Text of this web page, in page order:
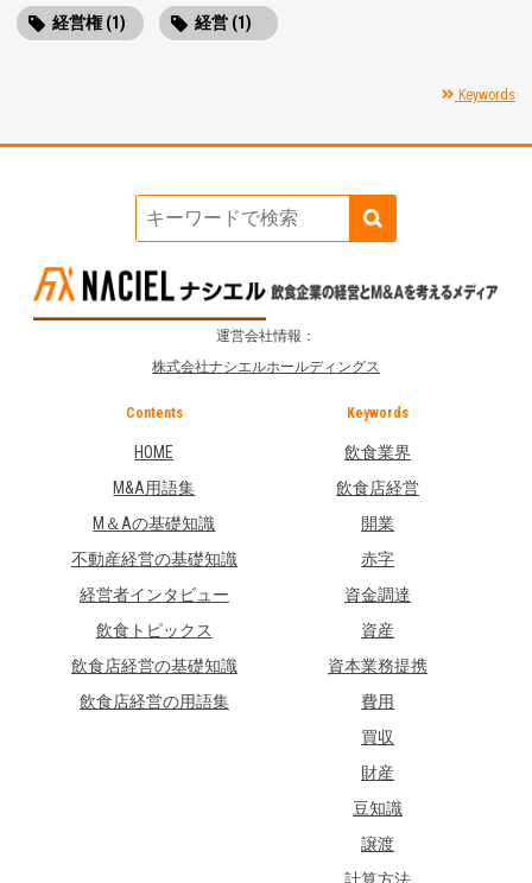
経営権 (1) 経営 (1)
Keywords
運営会社情報：
株式会社ナシエルホールディングス
Contents
HOME
M&A用語集
M＆Aの基礎知識
不動産経営の基礎知識
経営者インタビュー
飲食トピックス
飲食店経営の基礎知識
飲食店経営の用語集
Keywords
飲食業界
飲食店経営
開業
赤字
資金調達
資産
資本業務提携
費用
買収
財産
豆知識
譲渡